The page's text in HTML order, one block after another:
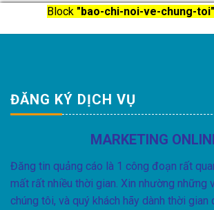
Block "bao-chi-noi-ve-chung-toi"
ĐĂNG KÝ DỊCH VỤ
MARKETING
Đăng tin quảng cáo là 1 công đoạn rất
mất rất nhiều thời gian. Xin nhường những
chúng tôi, và quý khách hãy dành thời gian